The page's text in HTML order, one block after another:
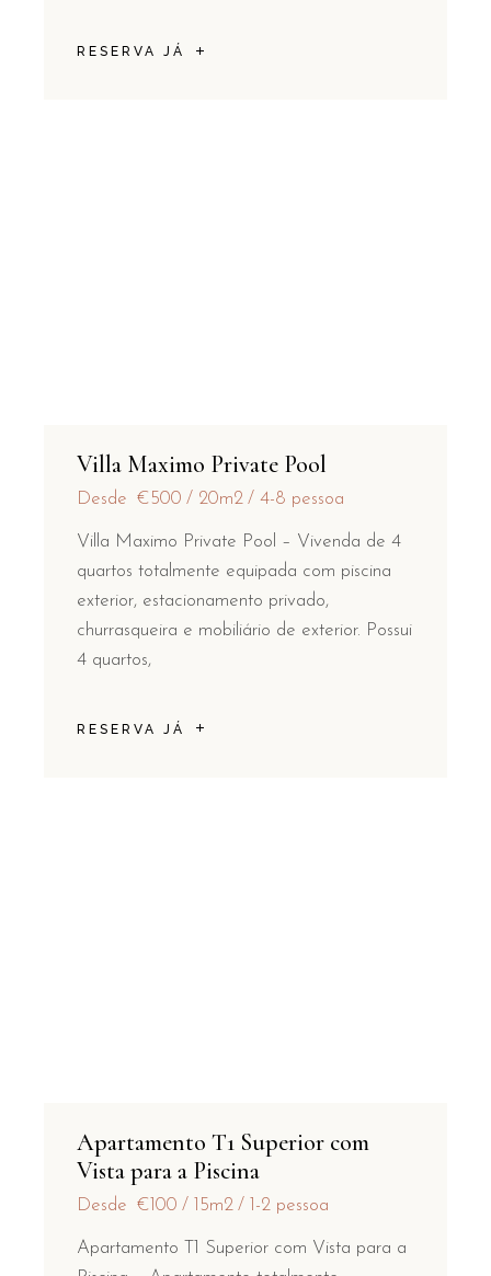
RESERVA JÁ
Villa Maximo Private Pool
Desde €500 20m2 4-8 pessoa
Villa Maximo Private Pool – Vivenda de 4
quartos totalmente equipada com piscina
exterior, estacionamento privado,
churrasqueira e mobiliário de exterior. Possui
4 quartos,
RESERVA JÁ
Apartamento T1 Superior com
Vista para a Piscina
Desde €100 15m2 1-2 pessoa
Apartamento T1 Superior com Vista para a